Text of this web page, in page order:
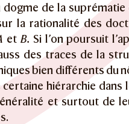
de la
la rationalité des
et B. Si l’on poursuit
des traces de la
bien différents du
hiérarchie
et surtout de